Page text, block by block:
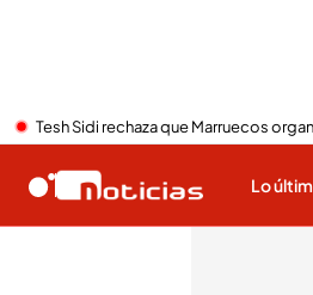
Tesh Sidi rechaza que Marruecos
Lo